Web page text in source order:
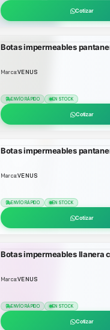
Cotizar
Botas impermeables
Marca:VENUS
ENVÍO RÁPIDO EN STOCK
Cotizar
Botas impermeables
Marca:VENUS
ENVÍO RÁPIDO EN STOCK
Cotizar
Botas impermeables llanera
Marca:VENUS
ENVÍO RÁPIDO EN STOCK
Cotizar